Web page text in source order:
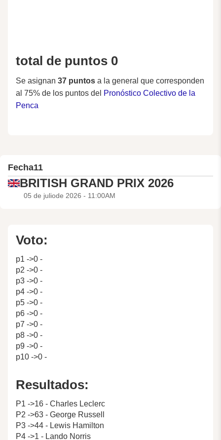
total de puntos 0
Se asignan 37 puntos a la general que corresponden
al 75% de los puntos del Pronóstico Colectivo de la
Penca
Fecha11
BRITISH GRAND PRIX 2026
05 de juliode 2026 - 11:00AM
Voto:
p1 ->0 -
p2 ->0 -
p3 ->0 -
p4 ->0 -
p5 ->0 -
p6 ->0 -
p7 ->0 -
p8 ->0 -
p9 ->0 -
p10 ->0 -
Resultados:
P1 ->16 - Charles Leclerc
P2 ->63 - George Russell
P3 ->44 - Lewis Hamilton
P4 ->1 - Lando Norris